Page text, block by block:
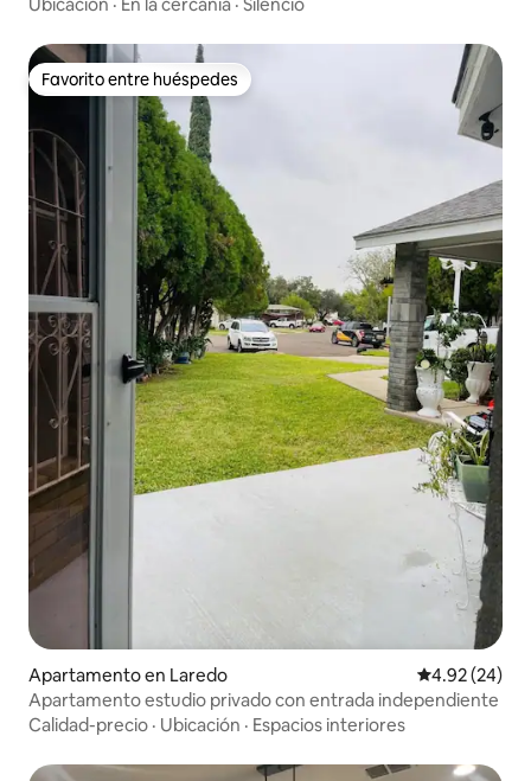
Favorito entre huéspedes
Favorito entre huéspedes
Apartamento en Laredo Calificación
4.92 (24)
Apartamento estudio privado con entrada independiente
Calidad-precio · Ubicación · Espacios interiores